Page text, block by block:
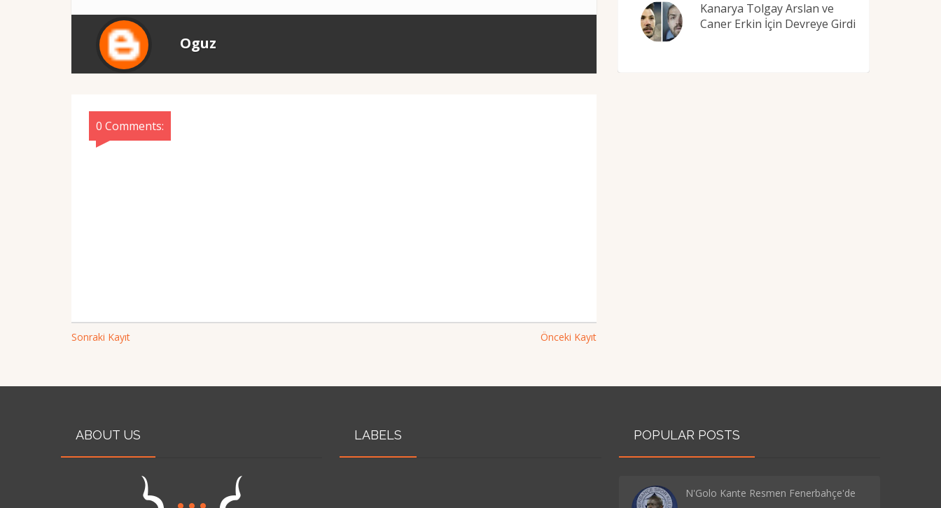
Oguz
0 Comments:
Sonraki Kayıt Önceki Kayıt
Kanarya Tolgay Arslan ve
Caner Erkin İçin Devreye Girdi
ABOUT US LABELS POPULAR POSTS
N'Golo Kante Resmen Fenerbahçe'de